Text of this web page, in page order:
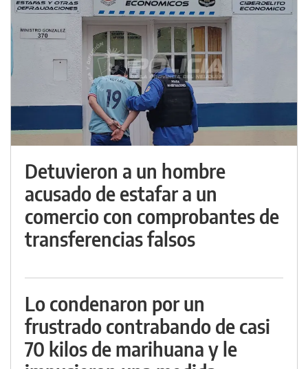
Detuvieron a un hombre
acusado de estafar a un
comercio con comprobantes de
transferencias falsos
Lo condenaron por un
frustrado contrabando de casi
70 kilos de marihuana y le